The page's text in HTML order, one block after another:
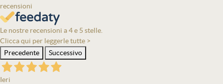
recensioni
Le nostre recensioni a 4 e 5 stelle.
Clicca qui per leggerle tutte >
Precedente
Successivo
Ieri